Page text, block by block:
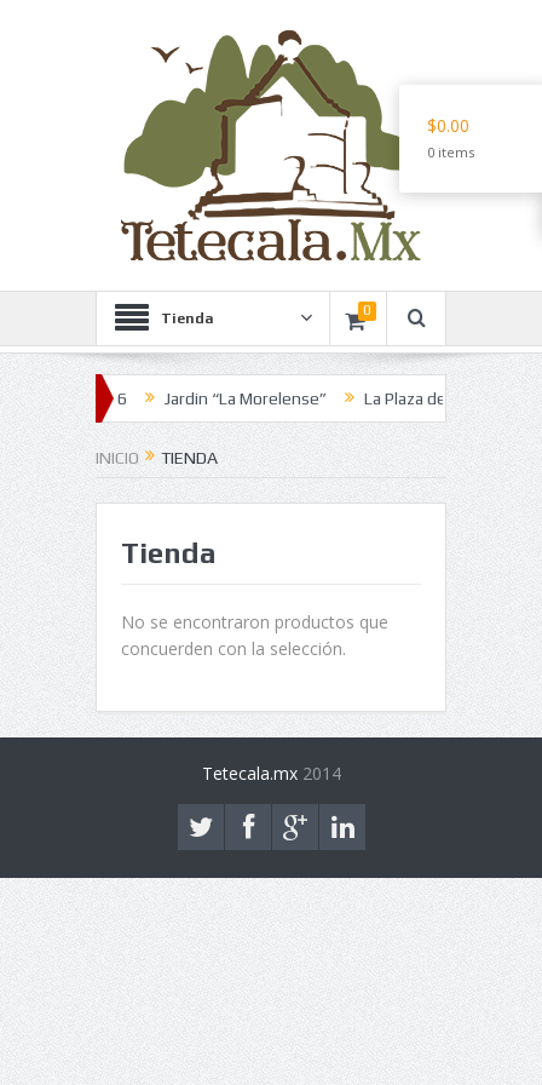
Tienda 0
2016 Jardin “La Morelense” La Plaza de los Martes
INICIO TIENDA
Tienda
No se encontraron productos que
concuerden con la selección.
Tetecala.mx2014
$0.00
0 items